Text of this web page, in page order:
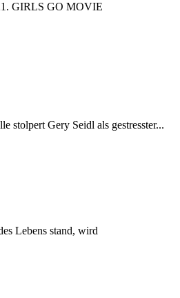
GIRLS GO MOVIE
stolpert Gery Seidl als gestresster...
Lebens stand, wird